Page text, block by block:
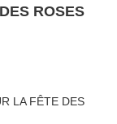
ROSES